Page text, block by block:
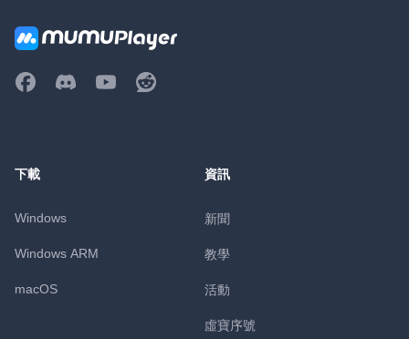
下載
Windows
Windows ARM
macOS
資訊
新聞
教學
活動
虛寶序號